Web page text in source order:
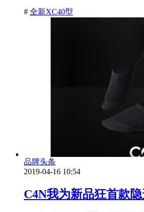
# 全新XC40型
品牌头条
2019-04-16 10:54
C4N我为新品狂首款